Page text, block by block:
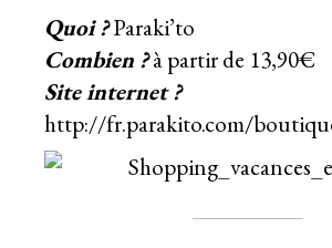
Quoi ?Paraki’to
Combien ?à partir de 13,90€
Site internet ?
http://fr.parakito.com/